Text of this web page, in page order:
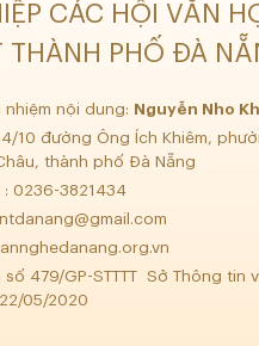
CÁC HỘI VĂN
THÀNH PHỐ ĐÀ
nhiệm nội dung: Nguyễn Nho
10 đường Ông Ích Khiêm,
thành phố Đà Nẵng
0236-3821434
479/GP-STTTT Sở Thông tin
05/2020